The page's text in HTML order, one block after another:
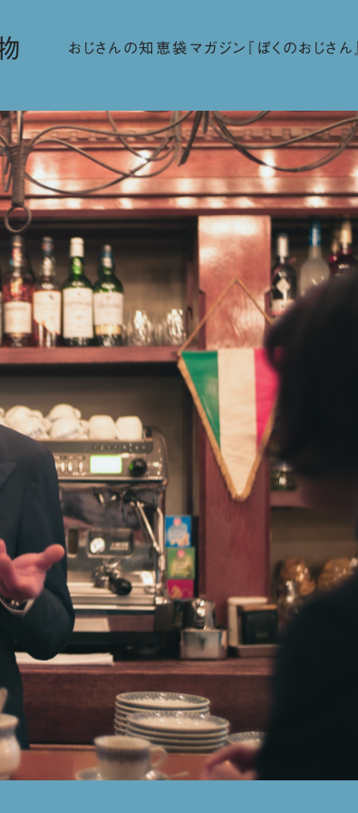
おじさんの知恵袋マガジン『ぼくのおじさん』